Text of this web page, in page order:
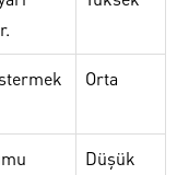
Orta
Düşük